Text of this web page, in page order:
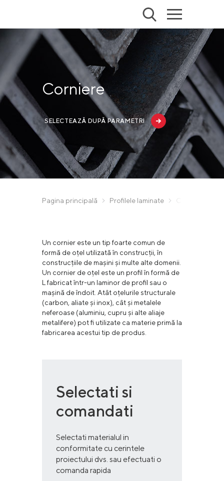
Corniere
SELECTEAZĂ DUPĂ PARAMETRI
Pagina principală Profilele laminate Corniere
Un cornier este un tip foarte comun de
formă de oțel utilizată în construcții, în
construcțiile de mașini și multe alte domenii.
Un cornier de oțel este un profil în formă de
L fabricat într-un laminor de profil sau o
mașină de îndoit. Atât oțelurile structurale
(carbon, aliate și inox), cât și metalele
neferoase (aluminiu, cupru și alte aliaje
metalifere) pot fi utilizate ca materie primă la
fabricarea acestui tip de produs.
Selectati si
comandati
Selectati materialul in
conformitate cu cerintele
proiectului dvs. sau efectuati o
comanda rapida